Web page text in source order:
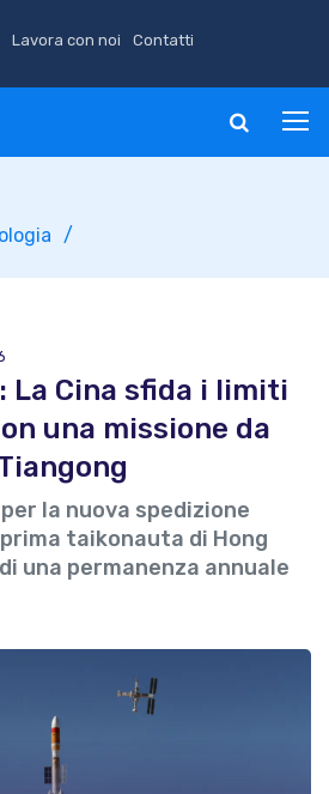
Lavora con noi Contatti
La Cina sfida i limiti
una missione da
la nuova spedizione
taikonauta di Hong
una permanenza annuale